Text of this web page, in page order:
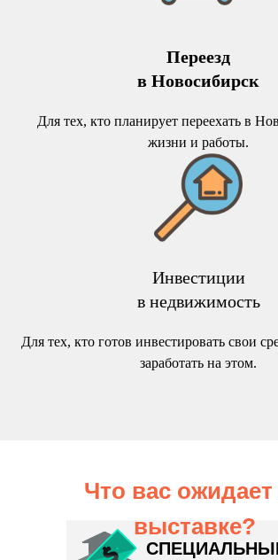
Переезд
в Новосибирск
Для тех, кто планирует переехать в
жизни и работы.
Инвестиции
в недвижимость
Для тех, кто готов инвестировать свои
заработать на этом.
Что вас ожидает
выставке?